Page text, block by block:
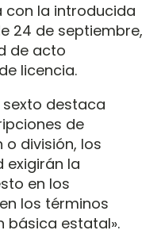
con la introducida
24 de septiembre,
de acto
licencia.
destaca
de
división, los
exigirán la
en los
los términos
básica estatal».